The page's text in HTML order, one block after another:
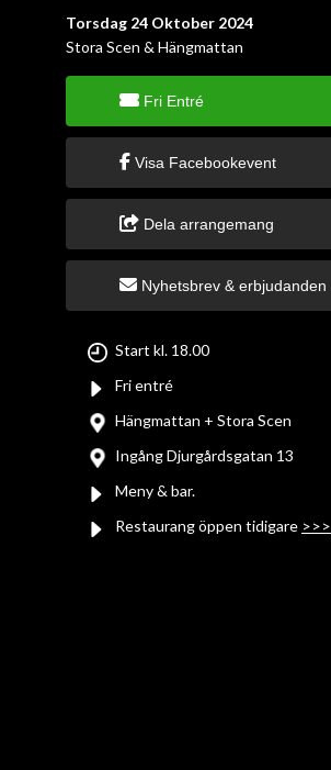
Torsdag 24 Oktober 2024
Stora Scen & Hängmattan
Fri Entré
Visa Facebookevent
Dela arrangemang
Nyhetsbrev & erbjudanden
Start kl. 18.00
Fri entré
Hängmattan + Stora Scen
Ingång Djurgårdsgatan 13
Meny & bar.
Restaurang öppen tidigare >>>